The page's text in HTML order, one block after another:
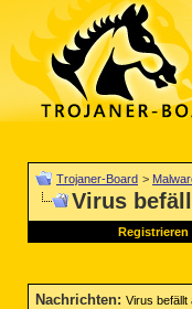
Trojaner-Board >
Virus
Registrieren
Nachrichten: Virus